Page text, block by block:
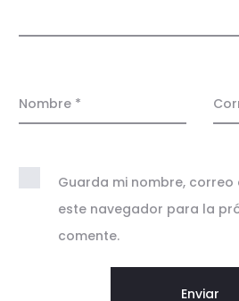
o
e
Nombre *
Guarda mi nombre,
este navegador para la
comente.